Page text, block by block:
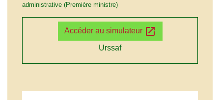
administrative (Première ministre)
Accéder au simulateur open_in_new
Urssaf